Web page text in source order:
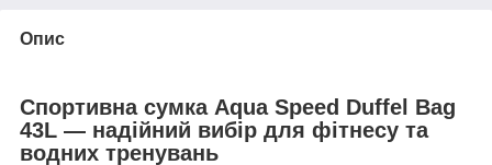
Опис
Спортивна сумка Aqua Speed Duffel Bag
43L — надійний вибір для фітнесу та
водних тренувань